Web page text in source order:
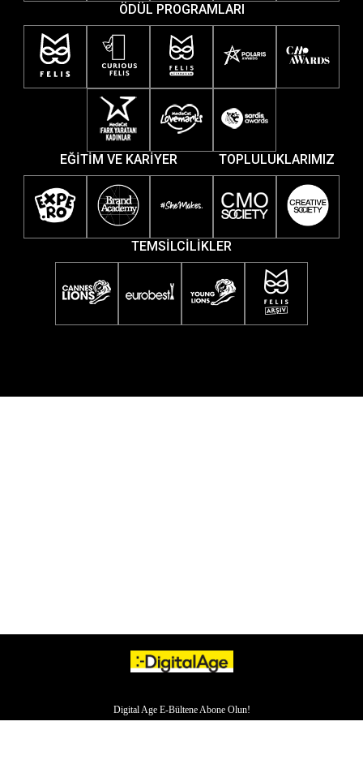
ÖDÜL PROGRAMLARI
EĞİTİM VE KARİYER TOPLULUKLARIMIZ
TEMSİLCİLİKLER
Digital Age E-Bültene Abone Olun!